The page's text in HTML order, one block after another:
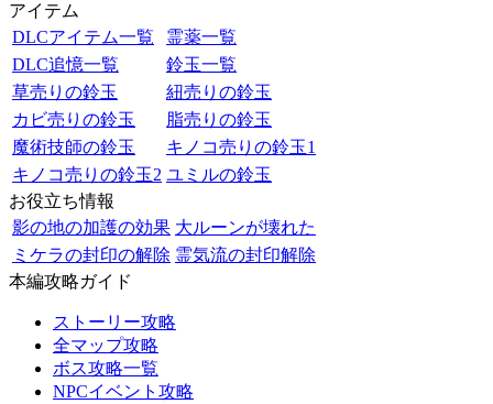
アイテム
DLCアイテム一覧
霊薬一覧
DLC追憶一覧
鈴玉一覧
草売りの鈴玉
紐売りの鈴玉
カビ売りの鈴玉
脂売りの鈴玉
魔術技師の鈴玉
キノコ売りの鈴玉1
キノコ売りの鈴玉2 ユミルの鈴玉
お役立ち情報
影の地の加護の効果 大ルーンが壊れた
ミケラの封印の解除 霊気流の封印解除
本編攻略ガイド
ストーリー攻略
全マップ攻略
ボス攻略一覧
NPCイベント攻略